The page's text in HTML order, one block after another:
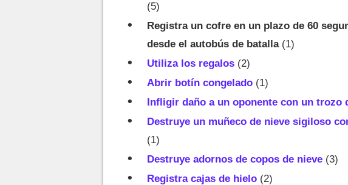
(5)
Registra un cofre en un plazo de 60
desde el autobús de batalla(1)
Utiliza los regalos (2)
Abrir botín congelado (1)
Infligir daño a un oponente con un trozo
Destruye un muñeco de nieve sigiloso
(1)
Destruye adornos de copos de nieve (3)
Registra cajas de hielo (2)